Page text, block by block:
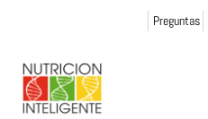
Preguntas
manuel
porWeb Admin NI